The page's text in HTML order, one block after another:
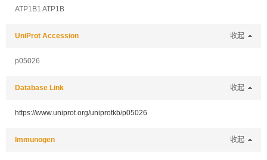
ATP1B1 ATP1B
UniProt Accession 收起
p05026
Database Link 收起
https://www.uniprot.org/uniprotkb/p05026
Immunogen 收起